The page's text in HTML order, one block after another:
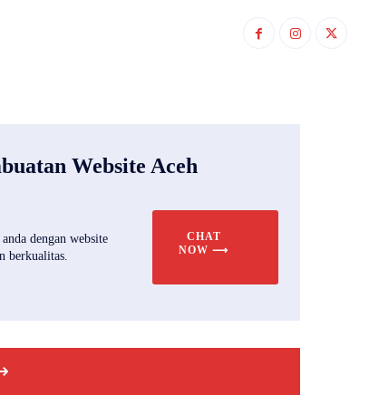
Website Aceh
dengan website
berkualitas.
CHAT
NOW ⟶